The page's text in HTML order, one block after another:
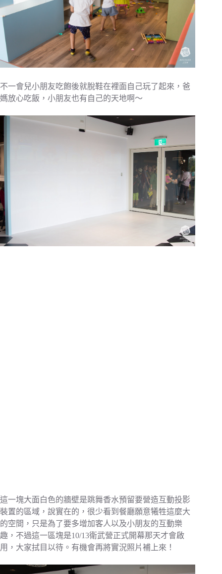
不一會兒小朋友吃飽後就脫鞋在裡面自己玩了起來，爸
媽放心吃飯，小朋友也有自己的天地啊～
這一塊大面白色的牆壁是跳舞香水預留要營造互動投影
裝置的區域，說實在的，很少看到餐廳願意犧牲這麼大
的空間，只是為了要多增加客人以及小朋友的互動樂
趣，不過這一區塊是10/13衛武營正式開幕那天才會啟
用，大家拭目以待。有機會再將實況照片補上來！